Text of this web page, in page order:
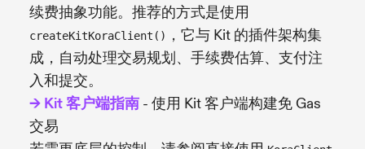
续费抽象功能。推荐的方式是使用
createKitKoraClient()
，它与 Kit 的插件架构集
成，自动处理交易规划、手续费估算、支付注
入和提交。
→ Kit 客户端指南 - 使用 Kit 客户端构建免 Gas
交易